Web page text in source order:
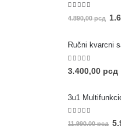
5.00out of 5
4.890,00рсд
Ručni kvarcni
5.00out of 5
3.400,00 рсд
3u1
5.00out of 5
11.990,00рсд